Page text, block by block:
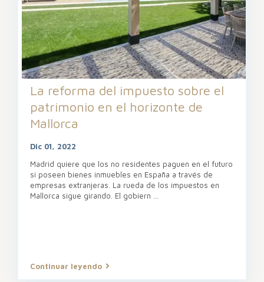
La reforma del impuesto sobre el
patrimonio en el horizonte de
Mallorca
Dic 01, 2022
Madrid quiere que los no residentes paguen en el futuro
si poseen bienes inmuebles en España a través de
empresas extranjeras. La rueda de los impuestos en
Mallorca sigue girando. El gobiern
Continuar leyendo